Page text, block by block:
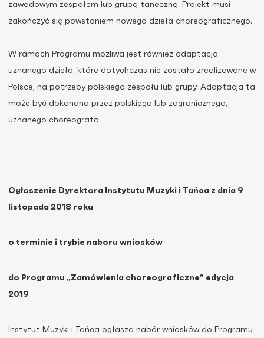
zawodowym zespołem lub grupą taneczną. Projekt musi
zakończyć się powstaniem nowego dzieła choreograficznego.
W ramach Programu możliwa jest również adaptacja
uznanego dzieła, które dotychczas nie zostało zrealizowane w
Polsce, na potrzeby polskiego zespołu lub grupy. Adaptacja ta
może być dokonana przez polskiego lub zagranicznego,
uznanego choreografa.
Ogłoszenie Dyrektora Instytutu Muzyki i Tańca z dnia 9
listopada 2018 roku
o terminie i trybie naboru wniosków
do Programu „Zamówienia choreograficzne” edycja
2019
Instytut Muzyki i Tańca ogłasza nabór wniosków do Programu